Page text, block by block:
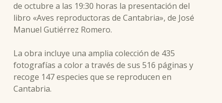
de octubre a las 19:30 horas la presentación del
libro «Aves reproductoras de Cantabria», de José
Manuel Gutiérrez Romero.
La obra incluye una amplia colección de 435
fotografías a color a través de sus 516 páginas y
recoge 147 especies que se reproducen en
Cantabria.